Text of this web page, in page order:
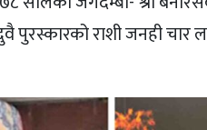
पुरस्कारको राशी जनही चार